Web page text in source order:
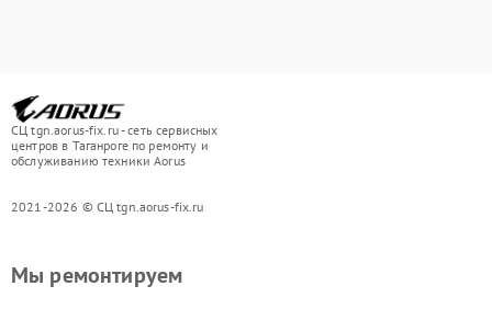
СЦ tgn.aorus-fix.ru - сеть сервисных
центров в Таганроге по ремонту и
обслуживанию техники Aorus
2021-2026 © СЦ tgn.aorus-fix.ru
Мы ремонтируем